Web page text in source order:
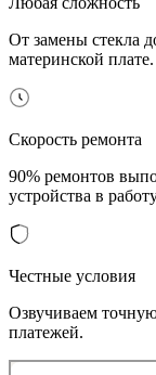
От замены стекла
материнской плате.
Скорость ремонта
90% ремонтов
устройства в
Честные условия
Озвучиваем
платежей.